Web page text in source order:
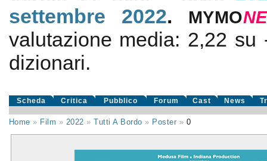
settembre 2022. MYMONE
valutazione media: 2,22 su
dizionari.
Scheda Critica Pubblico Forum Cast News
Home » Film » 2022 »Tutti A Bordo » Poster » 0